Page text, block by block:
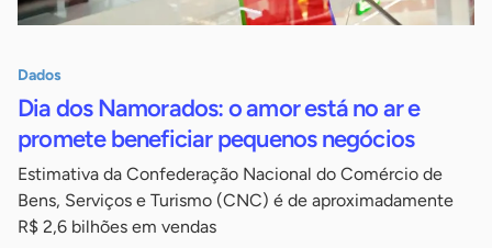
Dados
Dia dos Namorados: o amor está no ar e
promete beneficiar pequenos negócios
Estimativa da Confederação Nacional do Comércio de
Bens, Serviços e Turismo (CNC) é de aproximadamente
R$ 2,6 bilhões em vendas